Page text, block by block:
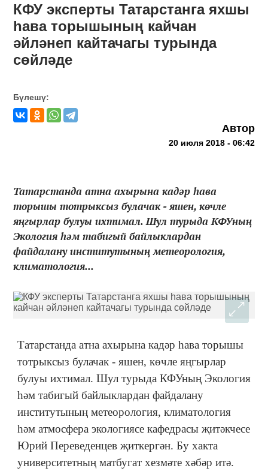
КФУ эксперты Татарстанга яхшы
һава торышының кайчан
әйләнеп кайтачагы турында
сөйләде
Бүлешү:
Автор
20 июля 2018 - 06:42
Татарстанда атна ахырына кадәр һава
торышы тотрыксыз булачак - яшен, көчле
яңгырлар булуы ихтимал. Шул турыда КФУның
Экология һәм табигый байлыклардан
файдалану институтының метеорология,
климатология...
Татарстанда атна ахырына кадәр һава торышы
тотрыксыз булачак - яшен, көчле яңгырлар
булуы ихтимал. Шул турыда КФУның Экология
һәм табигый байлыклардан файдалану
институтының метеорология, климатология
һәм атмосфера экологиясе кафедрасы җитәкчесе
Юрий Переведенцев җиткергән. Бу хакта
университетның матбугат хезмәте хәбәр итә.